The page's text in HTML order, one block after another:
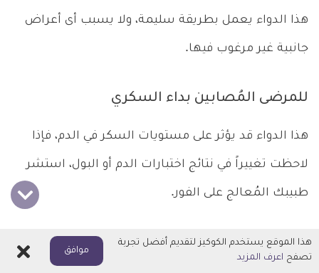
هذا الدواء يعمل بطريقة سليمة، ولا يسبب أى أعراض
جانبية غير مرغوب فيها.
للمرضى المُصابين بداء السكري
هذا الدواء قد يؤثر على مستويات السكر في الدم، فإذا
لاحظت تغييراً في نتائج اختبارات الدم أو البول، استشر
طبيبك المُعالج على الفور.
الأعراض الجانبية الخاصة بدواء
هذا الموقع يستخدم الكوكيز لتقديم أفضل تجربة
تصفح اعرف المزيد
موافق اغلاق